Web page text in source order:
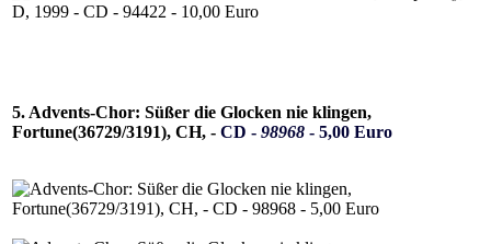
5. Advents-Chor: Süßer die Glocken nie klingen,
Fortune(36729/3191), CH, - CD - 98968 - 5,00 Euro